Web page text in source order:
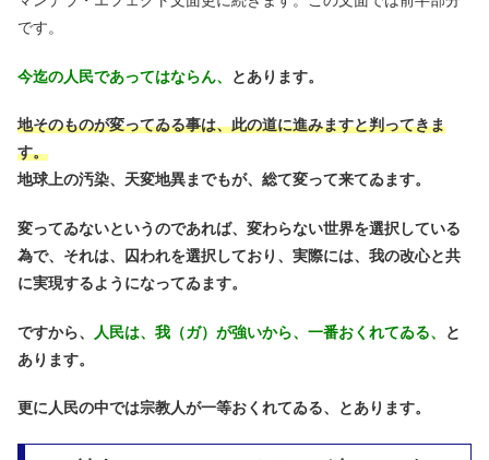
です。
今迄の人民であってはならん、 とあります。
地そのものが変ってゐる事は、此の道に進みますと判ってきま
す。
地球上の汚染、天変地異までもが、総て変って来てゐます。
変ってゐないというのであれば、変わらない世界を選択している
為で、それは、囚われを選択しており、実際には、我の改心と共
に実現するようになってゐます。
ですから、 人民は、我（ガ）が強いから、一番おくれてゐる、
と
あります。
更に人民の中では宗教人が一等おくれてゐる、とあります。